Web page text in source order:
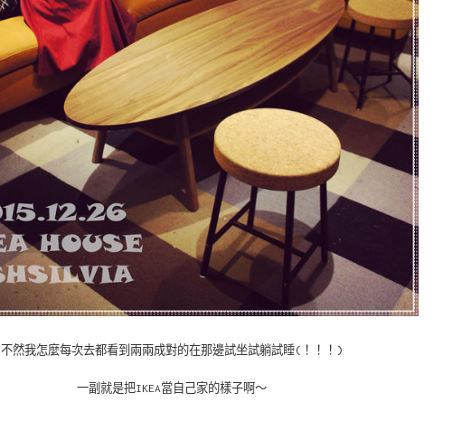
不然我怎麼每次去都看到兩兩成對的在那邊試坐試躺試睡(！！！)
一副就是把IKEA當自己家的樣子啊～